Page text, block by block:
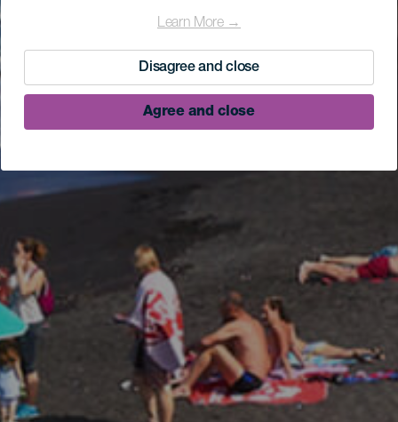
Learn More →
Disagree and close
Agree and close